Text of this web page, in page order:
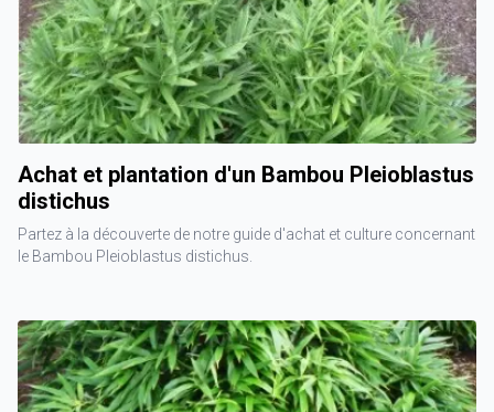
Achat et plantation d'un Bambou Pleioblastus
distichus
Partez à la découverte de notre guide d'achat et culture concernant
le Bambou Pleioblastus distichus.